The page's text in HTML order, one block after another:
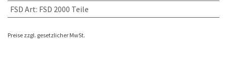
FSD Art: FSD 2000 Teile
Preise zzgl. gesetzlicher MwSt.